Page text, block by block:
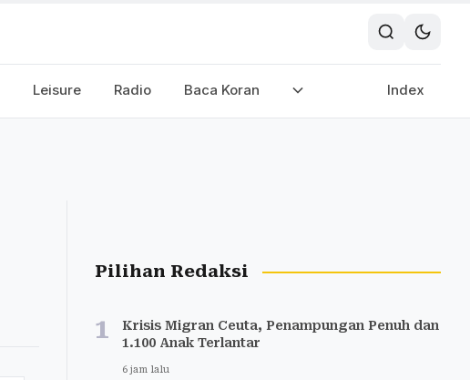
Leisure Radio Baca Koran Index
Pilihan Redaksi
1
Krisis Migran Ceuta, Penampungan Penuh dan
1.100 Anak Terlantar
6 jam lalu